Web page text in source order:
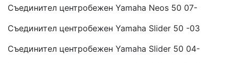
Съединител центробежен Yamaha Neos 50 07-
Съединител центробежен Yamaha Slider 50 -03
Съединител центробежен Yamaha Slider 50 04-